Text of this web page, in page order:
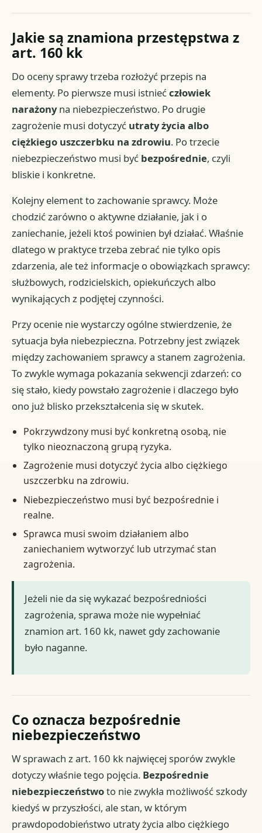
Jakie są znamiona przestępstwa z
art. 160 kk
Do oceny sprawy trzeba rozłożyć przepis na
elementy. Po pierwsze musi istniećczłowiek
narażonyna niebezpieczeństwo. Po drugie
zagrożenie musi dotyczyć utraty życia albo
ciężkiego uszczerbku na zdrowiu. Po trzecie
niebezpieczeństwo musi być bezpośrednie, czyli
bliskie i konkretne.
Kolejny element to zachowanie sprawcy. Może
chodzić zarówno o aktywne działanie, jak i o
zaniechanie, jeżeli ktoś powinien był działać. Właśnie
dlatego w praktyce trzeba zebrać nie tylko opis
zdarzenia, ale też informacje o obowiązkach sprawcy:
służbowych, rodzicielskich, opiekuńczych albo
wynikających z podjętej czynności.
Przy ocenie nie wystarczy ogólne stwierdzenie, że
sytuacja była niebezpieczna. Potrzebny jest związek
między zachowaniem sprawcy a stanem zagrożenia.
To zwykle wymaga pokazania sekwencji zdarzeń: co
się stało, kiedy powstało zagrożenie i dlaczego było
ono już blisko przekształcenia się w skutek.
Pokrzywdzony musi być konkretną osobą, nie
tylko nieoznaczoną grupą ryzyka.
Zagrożenie musi dotyczyć życia albo ciężkiego
uszczerbku na zdrowiu.
Niebezpieczeństwo musi być bezpośrednie i
realne.
Sprawca musi swoim działaniem albo
zaniechaniem wytworzyć lub utrzymać stan
zagrożenia.
Jeżeli nie da się wykazać bezpośredniości
zagrożenia, sprawa może nie wypełniać
znamion art. 160 kk, nawet gdy zachowanie
było naganne.
Co oznacza bezpośrednie
niebezpieczeństwo
W sprawach z art. 160 kk najwięcej sporów zwykle
dotyczy właśnie tego pojęcia. Bezpośrednie
niebezpieczeństwoto nie zwykła możliwość szkody
kiedyś w przyszłości, ale stan, w którym
prawdopodobieństwo utraty życia albo ciężkiego